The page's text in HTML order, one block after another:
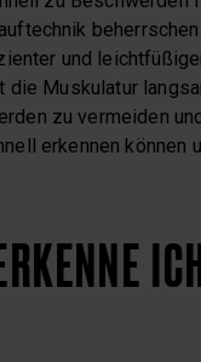
und
Muskulatur
zu vermeiden
erkennen können